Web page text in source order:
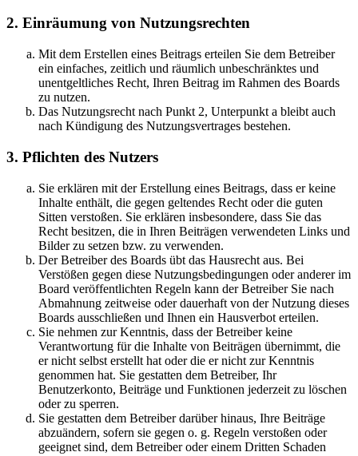
2. Einräumung von Nutzungsrechten
Mit dem Erstellen eines Beitrags erteilen Sie dem Betreiber
ein einfaches, zeitlich und räumlich unbeschränktes und
unentgeltliches Recht, Ihren Beitrag im Rahmen des Boards
zu nutzen.
Das Nutzungsrecht nach Punkt 2, Unterpunkt a bleibt auch
nach Kündigung des Nutzungsvertrages bestehen.
3. Pflichten des Nutzers
Sie erklären mit der Erstellung eines Beitrags, dass er keine
Inhalte enthält, die gegen geltendes Recht oder die guten
Sitten verstoßen. Sie erklären insbesondere, dass Sie das
Recht besitzen, die in Ihren Beiträgen verwendeten Links und
Bilder zu setzen bzw. zu verwenden.
Der Betreiber des Boards übt das Hausrecht aus. Bei
Verstößen gegen diese Nutzungsbedingungen oder anderer im
Board veröffentlichten Regeln kann der Betreiber Sie nach
Abmahnung zeitweise oder dauerhaft von der Nutzung dieses
Boards ausschließen und Ihnen ein Hausverbot erteilen.
Sie nehmen zur Kenntnis, dass der Betreiber keine
Verantwortung für die Inhalte von Beiträgen übernimmt, die
er nicht selbst erstellt hat oder die er nicht zur Kenntnis
genommen hat. Sie gestatten dem Betreiber, Ihr
Benutzerkonto, Beiträge und Funktionen jederzeit zu löschen
oder zu sperren.
Sie gestatten dem Betreiber darüber hinaus, Ihre Beiträge
abzuändern, sofern sie gegen o. g. Regeln verstoßen oder
geeignet sind, dem Betreiber oder einem Dritten Schaden